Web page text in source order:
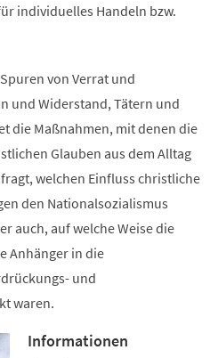
individuelles Handeln bzw.
von Verrat und
und Widerstand, Tätern und
die Maßnahmen, mit denen die
Glauben aus dem Alltag
welchen Einfluss christliche
den Nationalsozialismus
auch, auf welche Weise die
Anhänger in die
und
waren.
Informationen